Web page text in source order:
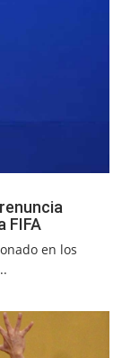
FIFA
en los